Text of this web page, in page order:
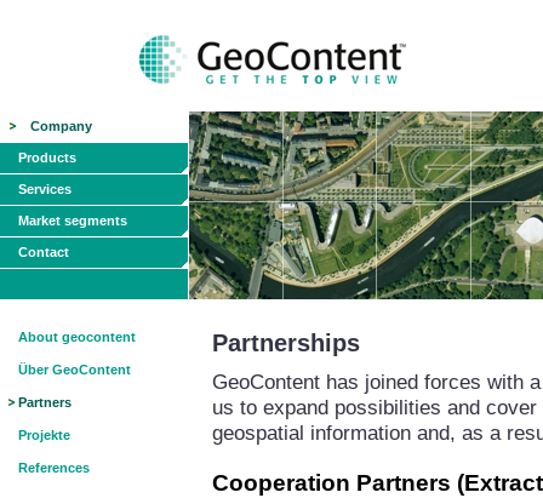
Company
Products
Services
Market segments
Contact
About geocontent
Über GeoContent
Partners
Projekte
References
Partnerships
GeoContent has joined forces with
us to expand possibilities and
geospatial information and, as a
Cooperation Partners